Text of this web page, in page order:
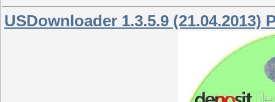
USDownloader 1.3.5.9 (21.04.2013)